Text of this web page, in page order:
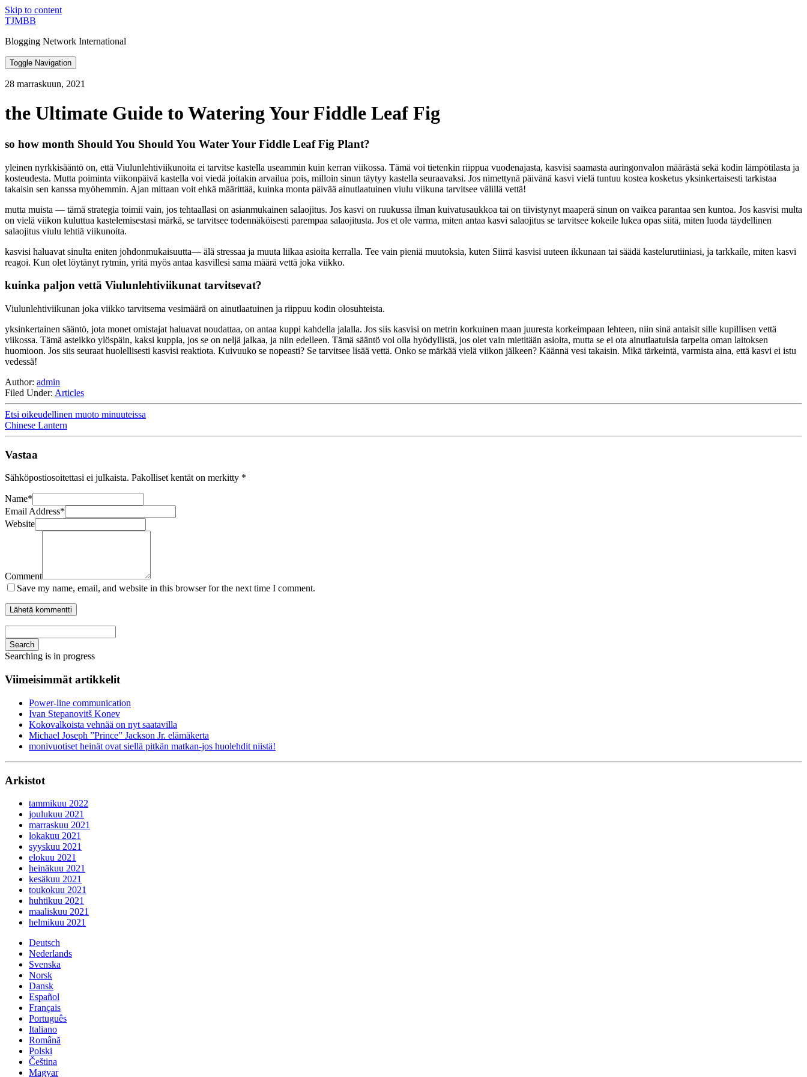
Skip to content
TJMBB
Blogging Network International
Toggle Navigation
28 marraskuun, 2021
the Ultimate Guide to Watering Your Fiddle Leaf Fig
so how month Should You Should You Water Your Fiddle Leaf Fig Plant?
yleinen nyrkkisääntö on, että Viulunlehtiviikunoita ei tarvitse kastella useammin kuin kerran viikossa. Tämä voi tietenkin riippua vuodenajasta, kasvisi saamasta auringonvalon määrästä sekä kodin lämpötilasta ja
kosteudesta. Mutta poiminta viikonpäivä kastella voi viedä joitakin arvailua pois, milloin sinun täytyy kastella seuraavaksi. Jos nimettynä päivänä kasvi vielä tuntuu kostea kosketus yksinkertaisesti tarkistaa
takaisin sen kanssa myöhemmin. Ajan mittaan voit ehkä määrittää, kuinka monta päivää ainutlaatuinen viulu viikuna tarvitsee välillä vettä!
mutta muista — tämä strategia toimii vain, jos tehtaallasi on asianmukainen salaojitus. Jos kasvi on ruukussa ilman kuivatusaukkoa tai on tiivistynyt maaperä sinun on vaikea parantaa sen kuntoa. Jos kasvisi multa
on vielä viikon kuluttua kastelemisestasi märkä, se tarvitsee todennäköisesti parempaa salaojitusta. Jos et ole varma, miten antaa kasvi salaojitus se tarvitsee kokeile lukea opas siitä, miten luoda täydellinen
salaojitus viulu lehtiä viikunoita.
kasvisi haluavat sinulta eniten johdonmukaisuutta— älä stressaa ja muuta liikaa asioita kerralla. Tee vain pieniä muutoksia, kuten Siirrä kasvisi uuteen ikkunaan tai säädä kastelurutiiniasi, ja tarkkaile, miten kasvi
reagoi. Kun olet löytänyt rytmin, yritä myös antaa kasvillesi sama määrä vettä joka viikko.
kuinka paljon vettä Viulunlehtiviikunat tarvitsevat?
Viulunlehtiviikunan joka viikko tarvitsema vesimäärä on ainutlaatuinen ja riippuu kodin olosuhteista.
yksinkertainen sääntö, jota monet omistajat haluavat noudattaa, on antaa kuppi kahdella jalalla. Jos siis kasvisi on metrin korkuinen maan juuresta korkeimpaan lehteen, niin sinä antaisit sille kupillisen vettä
viikossa. Tämä asteikko ylöspäin, kaksi kuppia, jos se on neljä jalkaa, ja niin edelleen. Tämä sääntö voi olla hyödyllistä, jos olet vain mietitään asioita, mutta se ei ota ainutlaatuisia tarpeita oman laitoksen
huomioon. Jos siis seuraat huolellisesti kasvisi reaktiota. Kuivuuko se nopeasti? Se tarvitsee lisää vettä. Onko se märkää vielä viikon jälkeen? Käännä vesi takaisin. Mikä tärkeintä, varmista aina, että kasvi ei istu
vedessä!
Author: admin
Filed Under: Articles
Etsi oikeudellinen muoto minuuteissa
Chinese Lantern
Vastaa
Sähköpostiosoitettasi ei julkaista. Pakolliset kentät on merkitty *
Name*
Email Address*
Website
Comment
Save my name, email, and website in this browser for the next time I comment.
Search
Searching is in progress
Viimeisimmät artikkelit
Power-line communication
Ivan Stepanovitš Konev
Kokovalkoista vehnää on nyt saatavilla
Michael Joseph ”Prince” Jackson Jr. elämäkerta
monivuotiset heinät ovat siellä pitkän matkan-jos huolehdit niistä!
Arkistot
tammikuu 2022
joulukuu 2021
marraskuu 2021
lokakuu 2021
syyskuu 2021
elokuu 2021
heinäkuu 2021
kesäkuu 2021
toukokuu 2021
huhtikuu 2021
maaliskuu 2021
helmikuu 2021
Deutsch
Nederlands
Svenska
Norsk
Dansk
Español
Français
Português
Italiano
Română
Polski
Čeština
Magyar